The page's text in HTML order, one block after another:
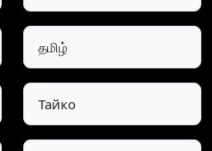
தமிழ்
Тайко